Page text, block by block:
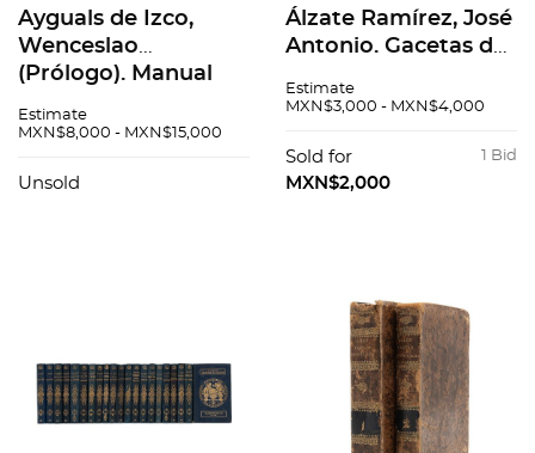
Ayguals de Izco,
Wenceslao
(Prólogo). Manual
Cocinera tomado del
La Risa". Puebla,
Estimate
MXN$8,000 - MXN$15,000
Unsold
Álzate Ramírez, José
Antonio. Gacetas de
México. Puebla, 1831.
Estimate
MXN$3,000 - MXN$4,000
1 Bid
Sold for
MXN$2,000